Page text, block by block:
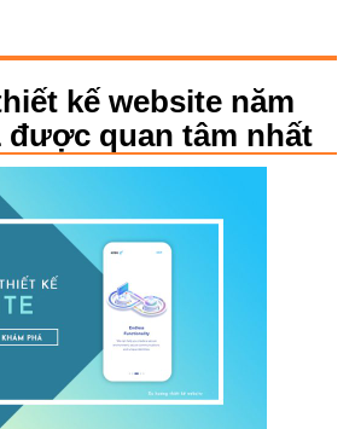
kế website năm
được quan tâm nhất